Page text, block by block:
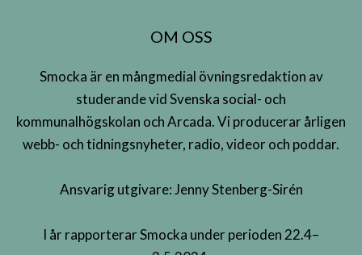
OM OSS
Smocka är en mångmedial övningsredaktion av
studerande vid Svenska social- och
kommunalhögskolan och Arcada. Vi producerar årligen
webb- och tidningsnyheter, radio, videor och poddar.
Ansvarig utgivare: Jenny Stenberg-Sirén
I år rapporterar Smocka under perioden 22.4–